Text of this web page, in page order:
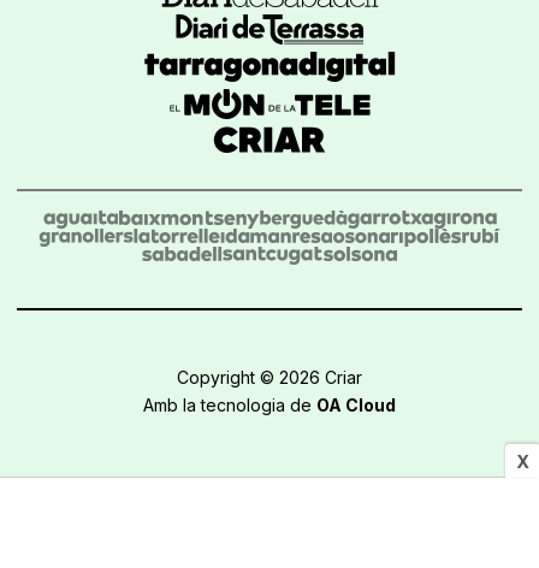
X
Copyright © 2026 Criar
Amb la tecnologia de OA Cloud